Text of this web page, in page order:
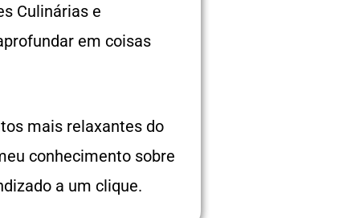
Culinárias e
em coisas
mais relaxantes do
conhecimento sobre
a um clique.